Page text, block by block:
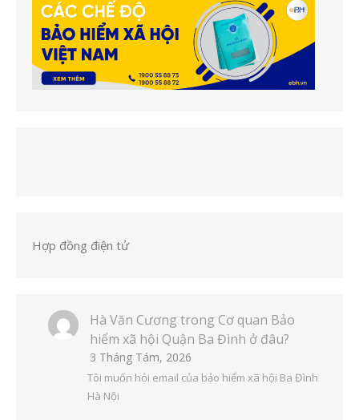
Hợp đồng điện tử
Hà Văn Cương trong Cơ quan Bảo
hiểm xã hội Quận Ba Đình ở đâu?
3 Tháng Tám, 2026
Tôi muốn hỏi email của bảo hiểm xã hội Ba Đình
Hà Nội